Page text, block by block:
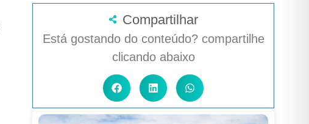
Compartilhar
Está gostando do conteúdo? compartilhe
clicando abaixo